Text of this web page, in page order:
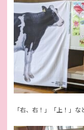
「右、右！」「上！」